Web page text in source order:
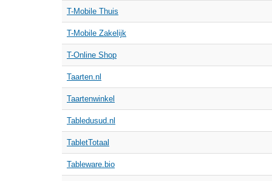
T-Mobile Thuis
T-Mobile Zakelijk
T-Online Shop
Taarten.nl
Taartenwinkel
Tabledusud.nl
TabletTotaal
Tableware.bio